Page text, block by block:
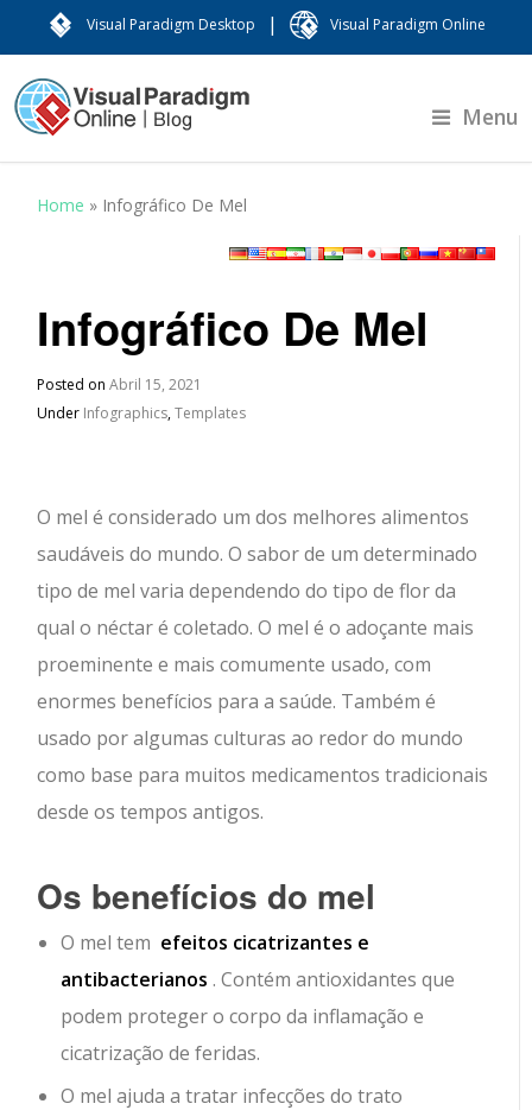
Visual Paradigm Desktop | Visual Paradigm Online
Menu
Home » Infográfico De Mel
Infográfico De Mel
Posted onAbril 15, 2021
Under Infographics,Templates
O mel é considerado um dos melhores alimentos
saudáveis ​​do mundo. O sabor de um determinado
tipo de mel varia dependendo do tipo de flor da
qual o néctar é coletado. O mel é o adoçante mais
proeminente e mais comumente usado, com
enormes benefícios para a saúde. Também é
usado por algumas culturas ao redor do mundo
como base para muitos medicamentos tradicionais
desde os tempos antigos.
Os benefícios do mel
O mel tem efeitos cicatrizantes e
antibacterianos . Contém antioxidantes que
podem proteger o corpo da inflamação e
cicatrização de feridas.
O mel ajuda a tratar infecções do trato